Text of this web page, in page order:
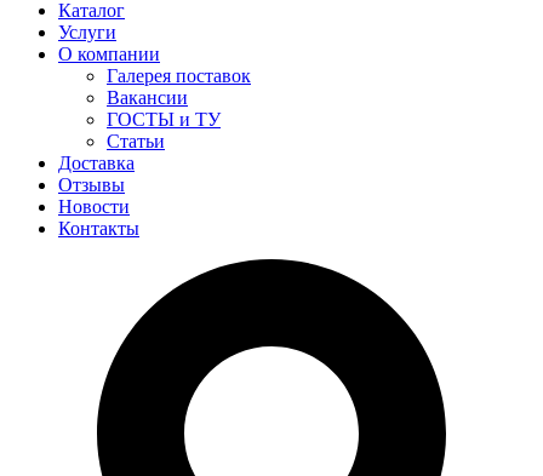
Каталог
Услуги
О компании
Галерея поставок
Вакансии
ГОСТЫ и ТУ
Статьи
Доставка
Отзывы
Новости
Контакты